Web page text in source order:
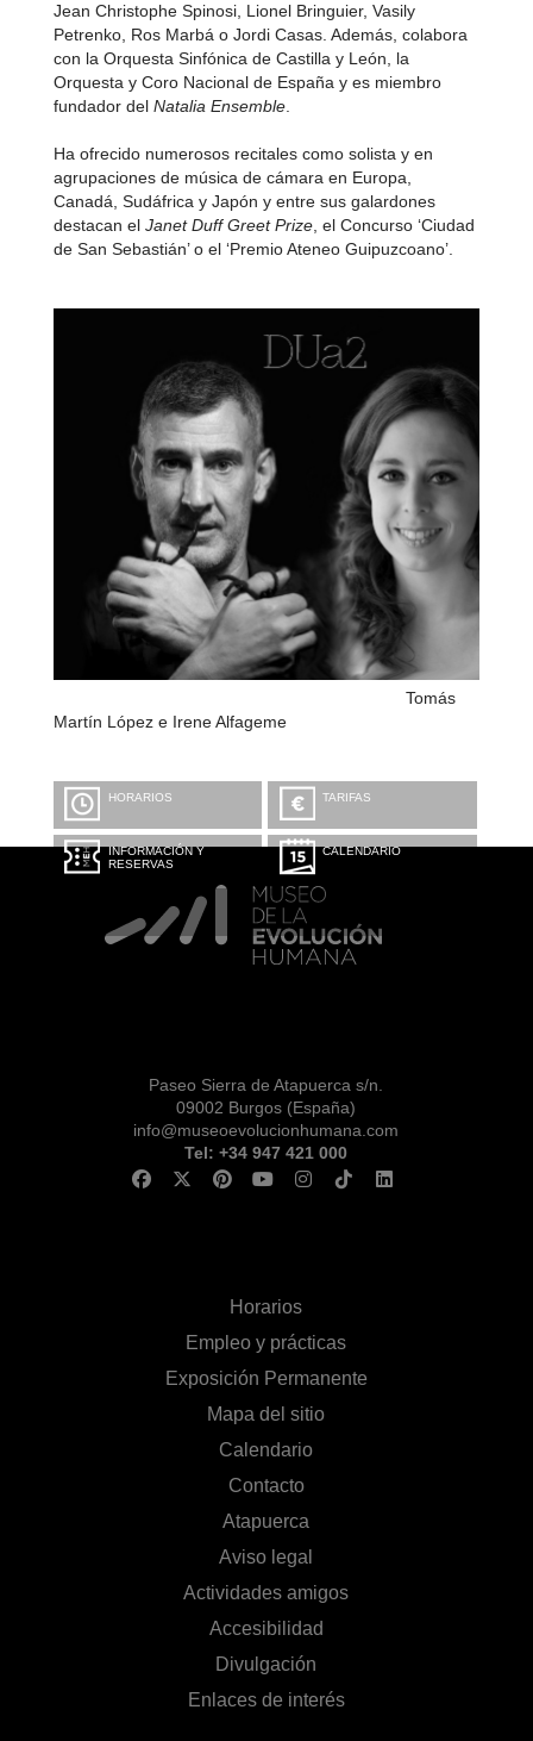
Jean Christophe Spinosi, Lionel Bringuier, Vasily
Petrenko, Ros Marbá o Jordi Casas. Además, colabora
con la Orquesta Sinfónica de Castilla y León, la
Orquesta y Coro Nacional de España y es miembro
fundador del Natalia Ensemble.
Ha ofrecido numerosos recitales como solista y en
agrupaciones de música de cámara en Europa,
Canadá, Sudáfrica y Japón y entre sus galardones
destacan el Janet Duff Greet Prize, el Concurso ‘Ciudad
de San Sebastián’ o el ‘Premio Ateneo Guipuzcoano’.
Tomás
Martín López e Irene Alfageme
HORARIOS TARIFAS
INFORMACIÓN Y
RESERVAS
CALENDARIO
Paseo Sierra de Atapuerca s/n.
09002 Burgos (España)
info@museoevolucionhumana.com
Tel: +34 947 421 000
Horarios
Empleo y prácticas
Exposición Permanente
Mapa del sitio
Calendario
Contacto
Atapuerca
Aviso legal
Actividades amigos
Accesibilidad
Divulgación
Enlaces de interés